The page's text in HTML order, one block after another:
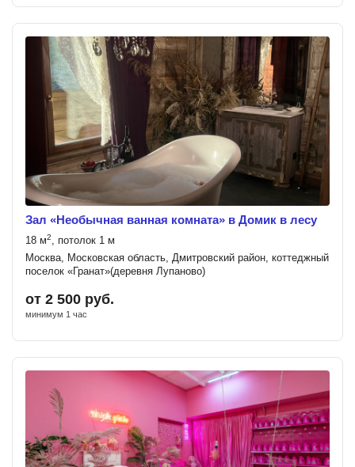
Зал «Необычная ванная комната» в Домик в лесу
18 м2, потолок 1 м
Москва, Московская область, Дмитровский район, коттеджный
поселок «Гранат»(деревня Лупаново)
от 2 500 руб.
минимум 1 час